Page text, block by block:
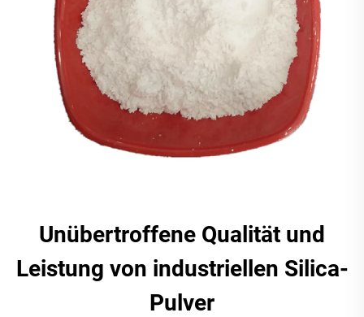
Unübertroffene Qualität und
Leistung von industriellen Silica-
Pulver